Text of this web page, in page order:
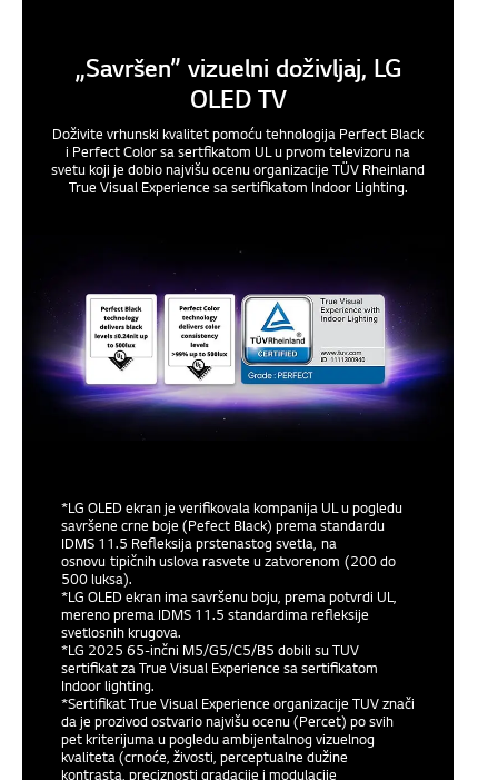
„Savršen” vizuelni doživljaj, LG
OLED TV
Doživite vrhunski kvalitet pomoću tehnologija Perfect Black
i Perfect Color sa sertfikatom UL u prvom televizoru na
svetu koji je dobio najvišu ocenu organizacije TÜV Rheinland
True Visual Experience sa sertifikatom Indoor Lighting.
*LG OLED ekran je verifikovala kompanija UL u pogledu
savršene crne boje (Pefect Black) prema standardu
IDMS 11.5 Refleksija prstenastog svetla, na
osnovu tipičnih uslova rasvete u zatvorenom (200 do
500 luksa).
*LG OLED ekran ima savršenu boju, prema potvrdi UL,
mereno prema IDMS 11.5 standardima refleksije
svetlosnih krugova.
*LG 2025 65-inčni M5/G5/C5/B5 dobili su TUV
sertifikat za True Visual Experience sa sertifikatom
Indoor lighting.
*Sertifikat True Visual Experience organizacije TUV znači
da je prozivod ostvario najvišu ocenu (Percet) po svih
pet kriterijuma u pogledu ambijentalnog vizuelnog
kvaliteta (crnoće, živosti, perceptualne dužine
kontrasta, preciznosti gradacije i modulacije